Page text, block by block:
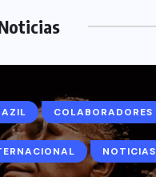
COLABORADORES
NOTICIAS